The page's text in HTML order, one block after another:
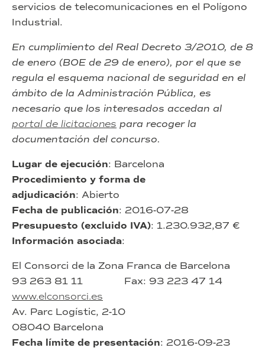
servicios de telecomunicaciones en el Polígono
Industrial.
En cumplimiento del Real Decreto 3/2010, de 8
de enero (BOE de 29 de enero), por el que se
regula el esquema nacional de seguridad en el
ámbito de la Administración Pública, es
necesario que los interesados accedan al
portal de licitaciones para recoger la
documentación del concurso.
Lugar de ejecución: Barcelona
Procedimiento y forma de
adjudicación: Abierto
Fecha de publicación: 2016-07-28
Presupuesto (excluido IVA): 1.230.932,87 €
Información asociada:
El Consorci de la Zona Franca de Barcelona
93 263 81 11 Fax: 93 223 47 14
www.elconsorci.es
Av. Parc Logístic, 2-10
08040 Barcelona
Fecha límite de presentación: 2016-09-23